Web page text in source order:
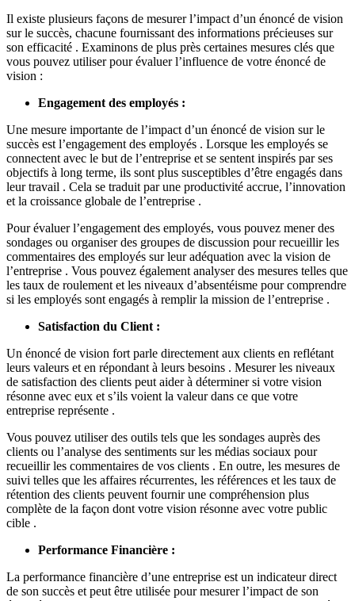
Il existe plusieurs façons de mesurer l’impact d’un énoncé de vision
sur le succès, chacune fournissant des informations précieuses sur
son efficacité . Examinons de plus près certaines mesures clés que
vous pouvez utiliser pour évaluer l’influence de votre énoncé de
vision :
Engagement des employés :
Une mesure importante de l’impact d’un énoncé de vision sur le
succès est l’engagement des employés . Lorsque les employés se
connectent avec le but de l’entreprise et se sentent inspirés par ses
objectifs à long terme, ils sont plus susceptibles d’être engagés dans
leur travail . Cela se traduit par une productivité accrue, l’innovation
et la croissance globale de l’entreprise .
Pour évaluer l’engagement des employés, vous pouvez mener des
sondages ou organiser des groupes de discussion pour recueillir les
commentaires des employés sur leur adéquation avec la vision de
l’entreprise . Vous pouvez également analyser des mesures telles que
les taux de roulement et les niveaux d’absentéisme pour comprendre
si les employés sont engagés à remplir la mission de l’entreprise .
Satisfaction du Client :
Un énoncé de vision fort parle directement aux clients en reflétant
leurs valeurs et en répondant à leurs besoins . Mesurer les niveaux
de satisfaction des clients peut aider à déterminer si votre vision
résonne avec eux et s’ils voient la valeur dans ce que votre
entreprise représente .
Vous pouvez utiliser des outils tels que les sondages auprès des
clients ou l’analyse des sentiments sur les médias sociaux pour
recueillir les commentaires de vos clients . En outre, les mesures de
suivi telles que les affaires récurrentes, les références et les taux de
rétention des clients peuvent fournir une compréhension plus
complète de la façon dont votre vision résonne avec votre public
cible .
Performance Financière :
La performance financière d’une entreprise est un indicateur direct
de son succès et peut être utilisée pour mesurer l’impact de son